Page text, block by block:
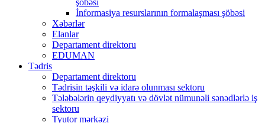
şöbəsi
İnformasiya resurslarının formalaşması şöbəsi
Xəbərlər
Elanlar
Departament direktoru
EDUMAN
Tədris
Departament direktoru
Tədrisin təşkili və idarə olunması sektoru
Tələbələrin qeydiyyatı və dövlət nümunəli sənədlərlə iş
sektoru
Tyutor mərkəzi